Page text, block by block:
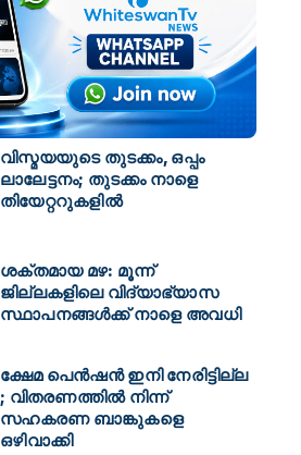
വിസ്മയയുടെ തുടക്കം, ഒപ്പം
ലാലേട്ടനം; തുടക്കം നാളെ
തിയേറ്ററുകളിൽ
ശക്തമായ മഴ: മൂന്ന്
ജില്ലകളിലെ വിദ്യാഭ്യാസ
സ്ഥാപനങ്ങള്‍ക്ക് നാളെ അവധി
ക്ഷേമ പെൻഷൻ ഇനി നേരിട്ടില്ല
; വിതരണത്തിൽ നിന്ന്
സഹകരണ ബാങ്കുകളെ
ഒഴിവാക്കി